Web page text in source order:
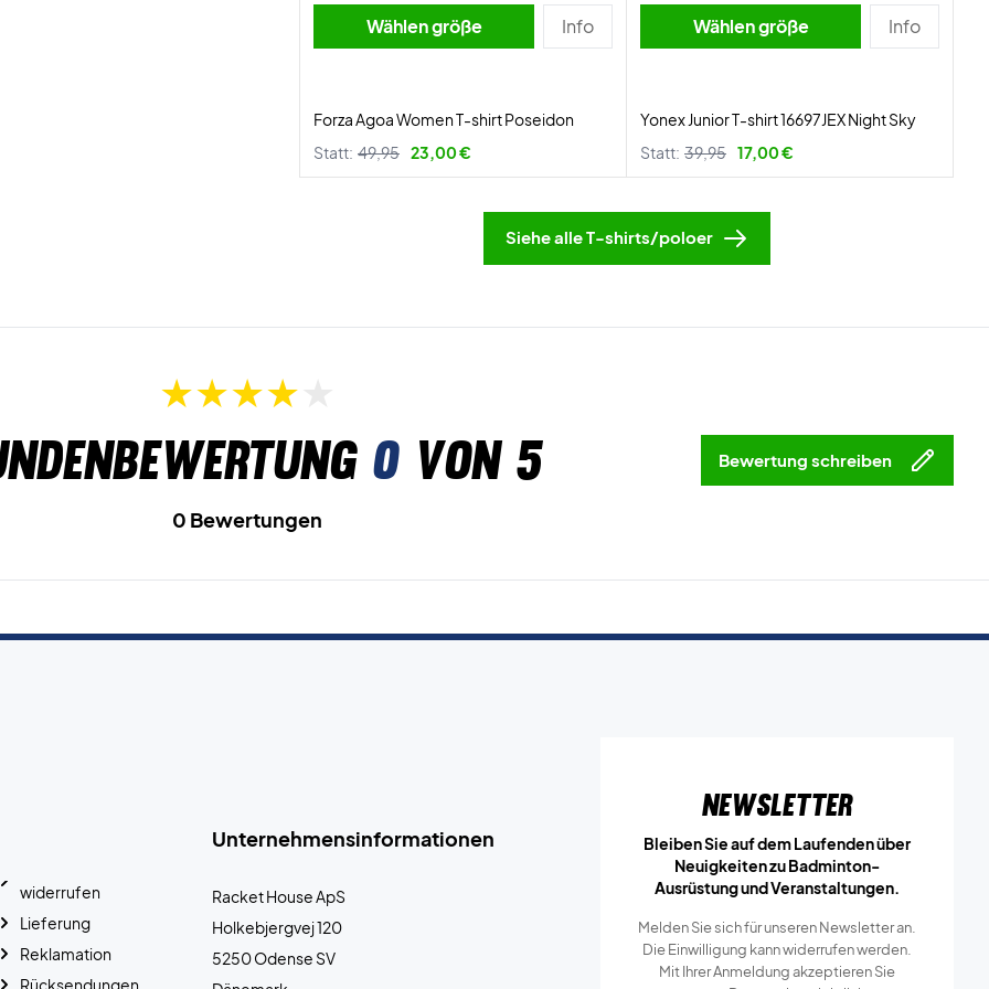
Wählen größe Info
Forza Agoa Women T-shirt Poseidon
Statt: 49,95 23,00 €
Wählen größe Info
Yonex Junior T-shirt 16697JEX Night Sky
Statt: 39,95 17,00 €
Siehe alle T-shirts/poloer
0von 5 Bewertung schreiben
0 Bewertungen
Unternehmensinformationen
Racket House ApS
Holkebjergvej 120
5250 Odense SV
widerrufen
Lieferung
Reklamation
Rücksendungen
Newsletter
Bleiben Sie auf dem Laufenden über
Neuigkeiten zu Badminton-
Ausrüstung und Veranstaltungen.
Melden Sie sich für unseren Newsletter an.
Die Einwilligung kann widerrufen werden.
Mit Ihrer Anmeldung akzeptieren Sie